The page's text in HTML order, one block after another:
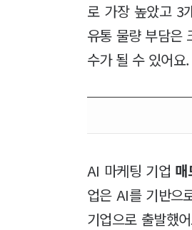
로 가장 높았고 3
유통 물량 부담은
수가 될 수 있어요.
AI 마케팅 기업 매
업은 AI를 기반으
기업으로 출발했